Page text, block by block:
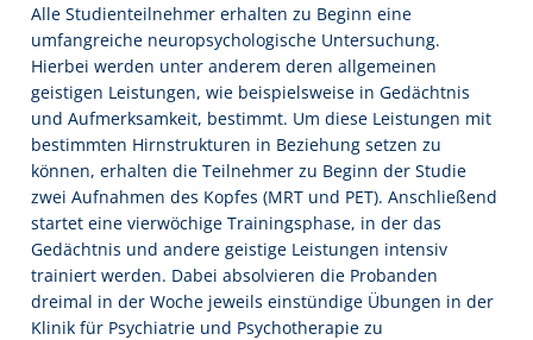
Alle Studienteilnehmer erhalten zu Beginn eine
umfangreiche neuropsychologische Untersuchung.
Hierbei werden unter anderem deren allgemeinen
geistigen Leistungen, wie beispielsweise in Gedächtnis
und Aufmerksamkeit, bestimmt. Um diese Leistungen mit
bestimmten Hirnstrukturen in Beziehung setzen zu
können, erhalten die Teilnehmer zu Beginn der Studie
zwei Aufnahmen des Kopfes (MRT und PET). Anschließend
startet eine vierwöchige Trainingsphase, in der das
Gedächtnis und andere geistige Leistungen intensiv
trainiert werden. Dabei absolvieren die Probanden
dreimal in der Woche jeweils einstündige Übungen in der
Klinik für Psychiatrie und Psychotherapie zu